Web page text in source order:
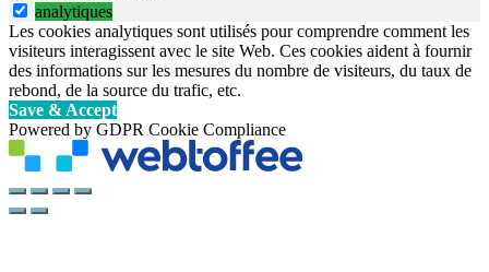
analytiques
Les cookies analytiques sont utilisés pour comprendre comment les
visiteurs interagissent avec le site Web. Ces cookies aident à fournir
des informations sur les mesures du nombre de visiteurs, du taux de
rebond, de la source du trafic, etc.
Save & Accept
Powered by GDPR Cookie Compliance